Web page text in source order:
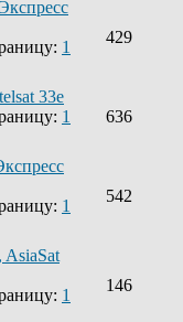
1
429
33e
1
636
1
542
AsiaSat
1
146